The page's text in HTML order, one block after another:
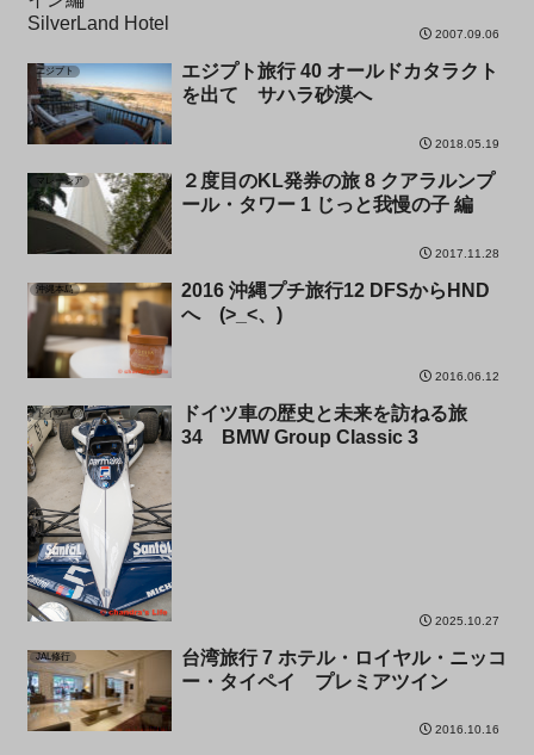
2007.09.06
エジプト
エジプト旅行 40 オールドカタラクト
を出て サハラ砂漠へ
2018.05.19
マレーシア
２度目のKL発券の旅 8 クアラルンプ
ール・タワー 1 じっと我慢の子 編
2017.11.28
沖縄本島
2016 沖縄プチ旅行12 DFSからHND
へ (>_<、)
2016.06.12
ドイツ
ドイツ車の歴史と未来を訪ねる旅
34 BMW Group Classic 3
2025.10.27
JAL修行
台湾旅行 7 ホテル・ロイヤル・ニッコ
ー・タイペイ プレミアツイン
2016.10.16